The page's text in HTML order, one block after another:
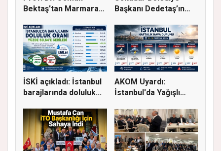
Bektaş'tan Marmara
Başkanı Dedetaş’ın
İSKİ açıkladı: İstanbul
barajlarında doluluk...
AKOM Uyardı:
İstanbul'da Yağışlı